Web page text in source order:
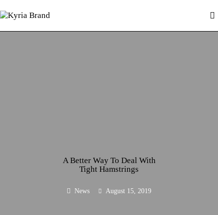
A Better Way To Deal With
Tight Hamstrings
News August 15, 2019